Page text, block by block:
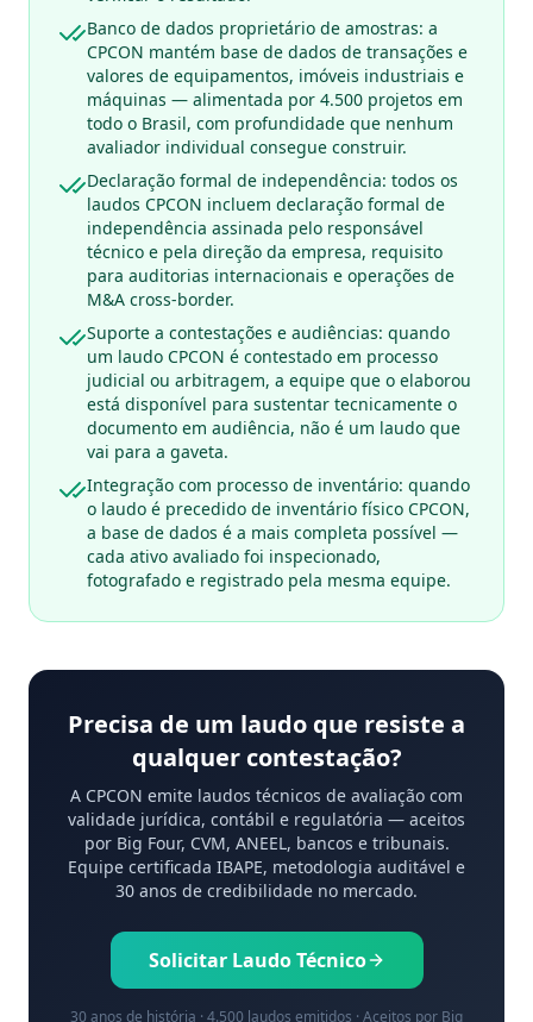
Banco de dados proprietário de amostras: a
CPCON mantém base de dados de transações e
valores de equipamentos, imóveis industriais e
máquinas — alimentada por 4.500 projetos em
todo o Brasil, com profundidade que nenhum
avaliador individual consegue construir.
Declaração formal de independência: todos os
laudos CPCON incluem declaração formal de
independência assinada pelo responsável
técnico e pela direção da empresa, requisito
para auditorias internacionais e operações de
M&A cross-border.
Suporte a contestações e audiências: quando
um laudo CPCON é contestado em processo
judicial ou arbitragem, a equipe que o elaborou
está disponível para sustentar tecnicamente o
documento em audiência, não é um laudo que
vai para a gaveta.
Integração com processo de inventário: quando
o laudo é precedido de inventário físico CPCON,
a base de dados é a mais completa possível —
cada ativo avaliado foi inspecionado,
fotografado e registrado pela mesma equipe.
Precisa de um laudo que resiste a
qualquer contestação?
A CPCON emite laudos técnicos de avaliação com
validade jurídica, contábil e regulatória — aceitos
por Big Four, CVM, ANEEL, bancos e tribunais.
Equipe certificada IBAPE, metodologia auditável e
30 anos de credibilidade no mercado.
Solicitar Laudo Técnico
30 anos de história · 4.500 laudos emitidos · Aceitos por Big